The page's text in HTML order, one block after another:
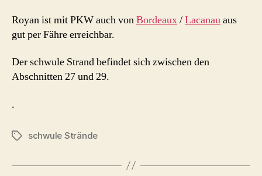
Royan ist mit PKW auch vonBordeaux/Lacanauaus
gut per Fähre erreichbar.
Der schwule Strand befindet sich zwischen den
Abschnitten 27 und 29.
.
Schlagwörter
schwule Strände